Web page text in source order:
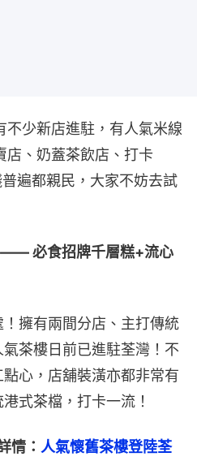
不少新店進駐，有人氣米線
店、奶蓋茶飲店、打卡
遍都親民，大家不妨去試
—— 必食招牌千層糕+流心
擁有兩間分店、主打傳統
茶樓日前已進駐荃灣！不
心，店舖裝潢亦都非常有
式茶檔，打卡一流！
情： 人氣懷舊茶樓登陸荃